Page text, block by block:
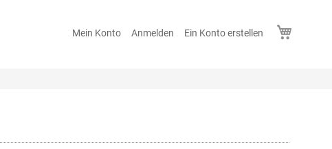
Mein Konto Anmelden Ein Konto erstellen